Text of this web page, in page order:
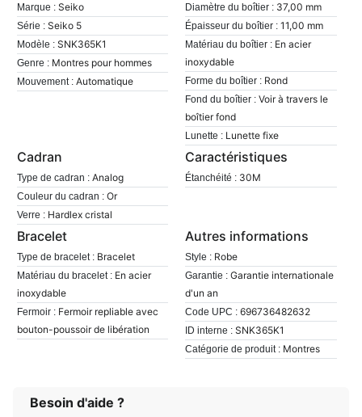
Marque : Seiko
Série : Seiko 5
Modèle : SNK365K1
Genre : Montres pour hommes
Mouvement : Automatique
Diamètre du boîtier : 37,00 mm
Épaisseur du boîtier : 11,00 mm
Matériau du boîtier : En acier
inoxydable
Forme du boîtier : Rond
Fond du boîtier : Voir à travers le
boîtier fond
Lunette : Lunette fixe
Cadran
Type de cadran : Analog
Couleur du cadran : Or
Verre : Hardlex cristal
Caractéristiques
Étanchéité : 30M
Bracelet
Type de bracelet : Bracelet
Matériau du bracelet : En acier
inoxydable
Fermoir : Fermoir repliable avec
bouton-poussoir de libération
Autres informations
Style : Robe
Garantie : Garantie internationale
d'un an
Code UPC : 696736482632
ID interne : SNK365K1
Catégorie de produit : Montres
Besoin d'aide ?